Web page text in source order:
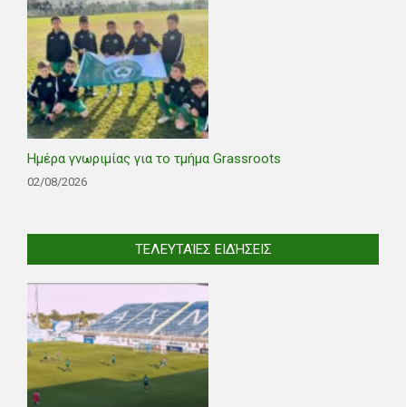
Ημέρα γνωριμίας για το τμήμα Grassroots
02/08/2026
ΤΕΛΕΥΤΑΊΕΣ ΕΙΔΉΣΕΙΣ